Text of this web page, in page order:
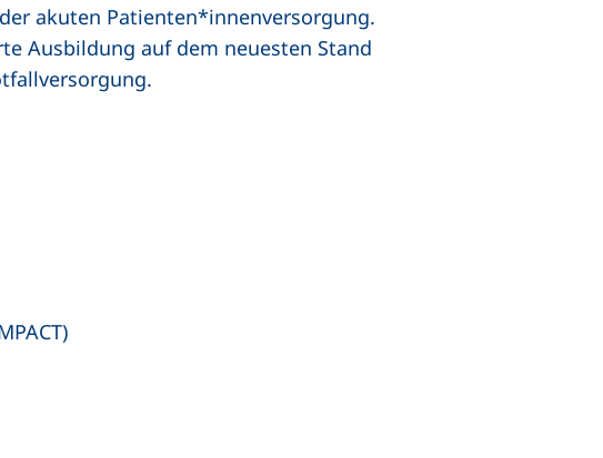
akuten Patienten*innenversorgung.
Ausbildung auf dem neuesten Stand